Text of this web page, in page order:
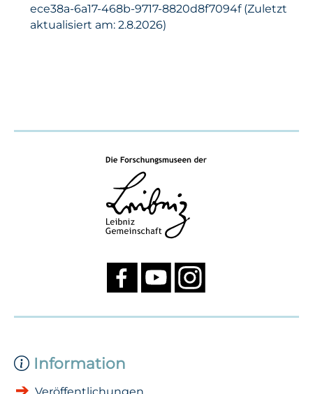
ece38a-6a17-468b-9717-8820d8f7094f (Zuletzt
aktualisiert am: 2.8.2026)
Information